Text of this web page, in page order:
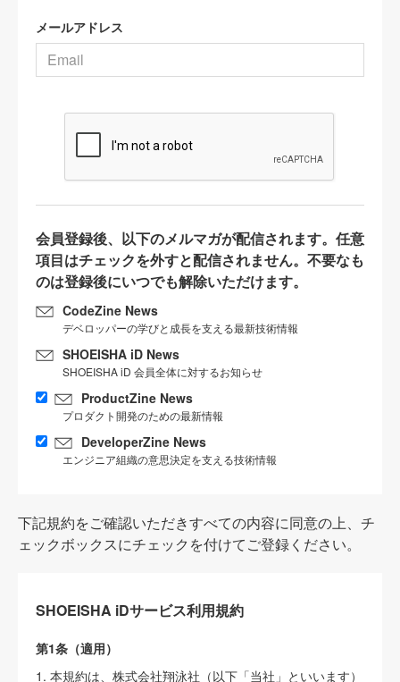
メールアドレス
会員登録後、以下のメルマガが配信されます。任意
項目はチェックを外すと配信されません。不要なも
のは登録後にいつでも解除いただけます。
CodeZine News
デベロッパーの学びと成長を支える最新技術情報
SHOEISHA iD News
SHOEISHA iD 会員全体に対するお知らせ
ProductZine News
プロダクト開発のための最新情報
DeveloperZine News
エンジニア組織の意思決定を支える技術情報
下記規約をご確認いただきすべての内容に同意の上、チ
ェックボックスにチェックを付けてご登録ください。
SHOEISHA iDサービス利用規約
第1条（適用）
1. 本規約は、株式会社翔泳社（以下「当社」といいます）